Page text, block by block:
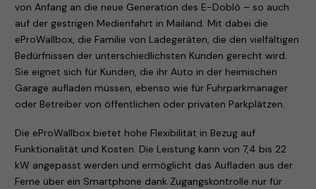
von Anfang an die neue Generation des E-Doblò – so auch
auf der gestrigen Medienfahrt in Mailand. Mit dabei die
eProWallbox, die Familie von Ladegeräten, die den vielfältigen
Bedürfnissen der unterschiedlichsten Kunden gerecht wird.
Sie eignet sich für Kunden, die ihr Auto in der heimischen
Garage aufladen müssen, ebenso wie für Fuhrparkmanager
oder Betreiber von öffentlichen oder privaten Parkplätzen.
Die eProWallbox bietet hohe Flexibilität in Bezug auf
Funktionalität und Kosten. Die Leistung kann von 7,4 bis 22
kW angepasst werden und ermöglicht das Aufladen aus der
Ferne über ein Smartphone dank Zugangskontrolle nur für